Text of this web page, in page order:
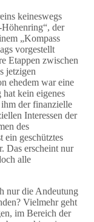
keineswegs
der
„Kompass
vorgestellt
Etappen zwischen
jetzigen
ehedem war eine
kein eigenes
der finanzielle
Interessen der
des
ein geschütztes
Das erscheint nur
alle
nur die Andeutung
Vielmehr geht
im Bereich der